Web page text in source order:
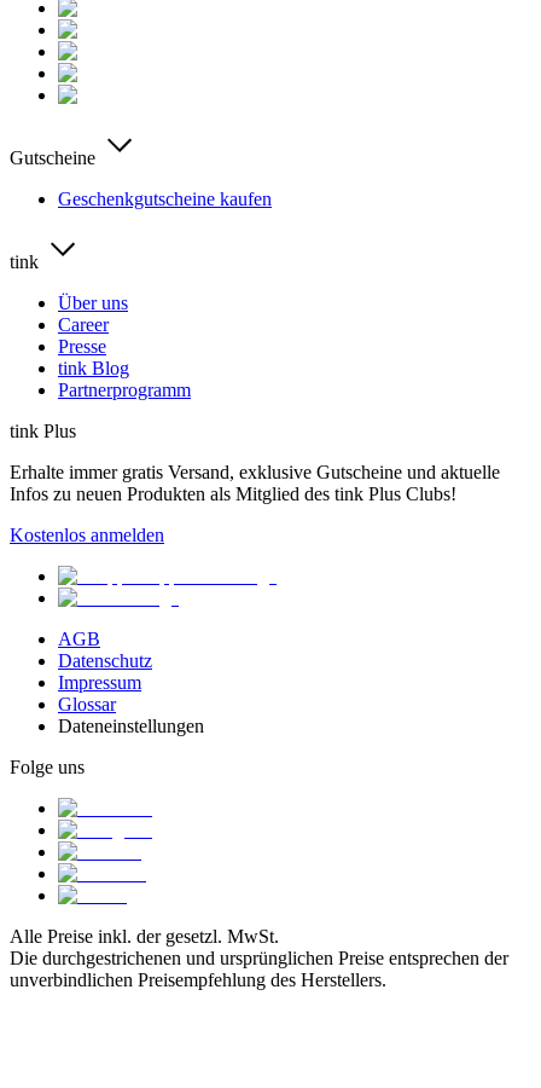
Gutscheine
Geschenkgutscheine kaufen
tink
Über uns
Career
Presse
tink Blog
Partnerprogramm
tink Plus
Erhalte immer gratis Versand, exklusive Gutscheine und aktuelle
Infos zu neuen Produkten als Mitglied des tink Plus Clubs!
Kostenlos anmelden
AGB
Datenschutz
Impressum
Glossar
Dateneinstellungen
Folge uns
Alle Preise inkl. der gesetzl. MwSt.
Die durchgestrichenen und ursprünglichen Preise entsprechen der
unverbindlichen Preisempfehlung des Herstellers.